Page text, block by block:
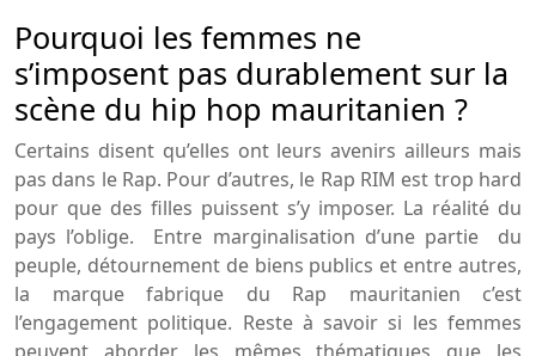
Pourquoi les femmes ne
s’imposent pas durablement sur la
scène du hip hop mauritanien ?
Certains disent qu’elles ont leurs avenirs ailleurs mais
pas dans le Rap. Pour d’autres, le Rap RIM est trop hard
pour que des filles puissent s’y imposer. La réalité du
pays l’oblige. Entre marginalisation d’une partie du
peuple, détournement de biens publics et entre autres,
la marque fabrique du Rap mauritanien c’est
l’engagement politique. Reste à savoir si les femmes